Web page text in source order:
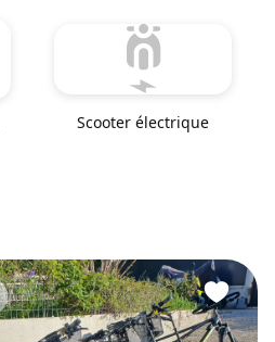
Scooter électrique